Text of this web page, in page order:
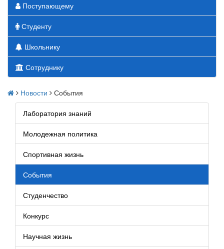
Поступающему
Студенту
Школьнику
Сотруднику
Новости События
Лаборатория знаний
Молодежная политика
Спортивная жизнь
События
Студенчество
Конкурс
Научная жизнь